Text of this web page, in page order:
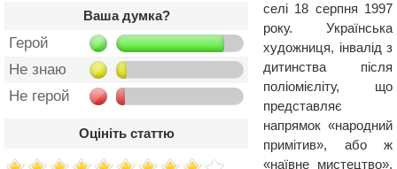
Ваша думка?
Герой
Не знаю
Не герой
Оцініть статтю
селі 18 серпня 1997
року. Українська
художниця, інвалід з
дитинства після
поліомієліту, що
представляє
напрямок «народний
примітив», або ж
«наївне мистецтво»,